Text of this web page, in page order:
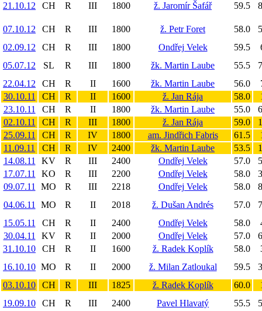
21.10.12
CH R III 1800 ž. Jaromír Šafář 59.5
07.10.12 CH R III 1800 ž. Petr Foret 58.0
02.09.12
CH R III 1800 Ondřej Velek 59.5
05.07.12
SL R III 1800 žk. Martin Laube 55.5
22.04.12
CH R II 1600 žk. Martin Laube 56.0
30.10.11
CH R II 1600 ž. Jan Rája 58.0
23.10.11
CH R II 1800 žk. Martin Laube 55.0
02.10.11
CH R III 1800 ž. Jan Rája 59.0
25.09.11
CH R IV 1800 am. Jindřich Fabris 61.5
11.09.11
CH R IV 2400 žk. Martin Laube 53.5
14.08.11
KV R III 2400 Ondřej Velek 57.0
17.07.11
KO R III 2200 Ondřej Velek 58.0
09.07.11
MO R III 2218 Ondřej Velek 58.0
04.06.11
MO R II 2018 ž. Dušan Andrés 57.0
15.05.11
CH R II 2400 Ondřej Velek 58.0
30.04.11
KV R II 2000 Ondřej Velek 57.0
31.10.10
CH R II 1600 ž. Radek Koplík 58.0
16.10.10 MO R II 2000 ž. Milan Zatloukal 59.5
03.10.10
CH R III 1825 ž. Radek Koplík 60.0
19.09.10
CH R III 2400 Pavel Hlavatý 55.5